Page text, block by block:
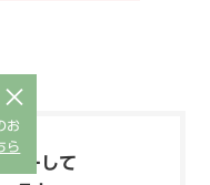
ローして
×
お
ら